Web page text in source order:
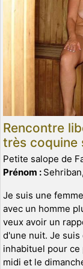
Rencontre
très coquine
Petite salope de
Prénom : Sehriban,
Je suis une
avec un homme
veux avoir un
d'une nuit. Je
inhabituel pour
midi et le